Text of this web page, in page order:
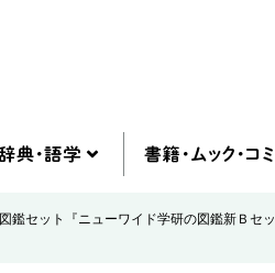
図鑑セット『ニューワイド学研の図鑑新Ｂセッ